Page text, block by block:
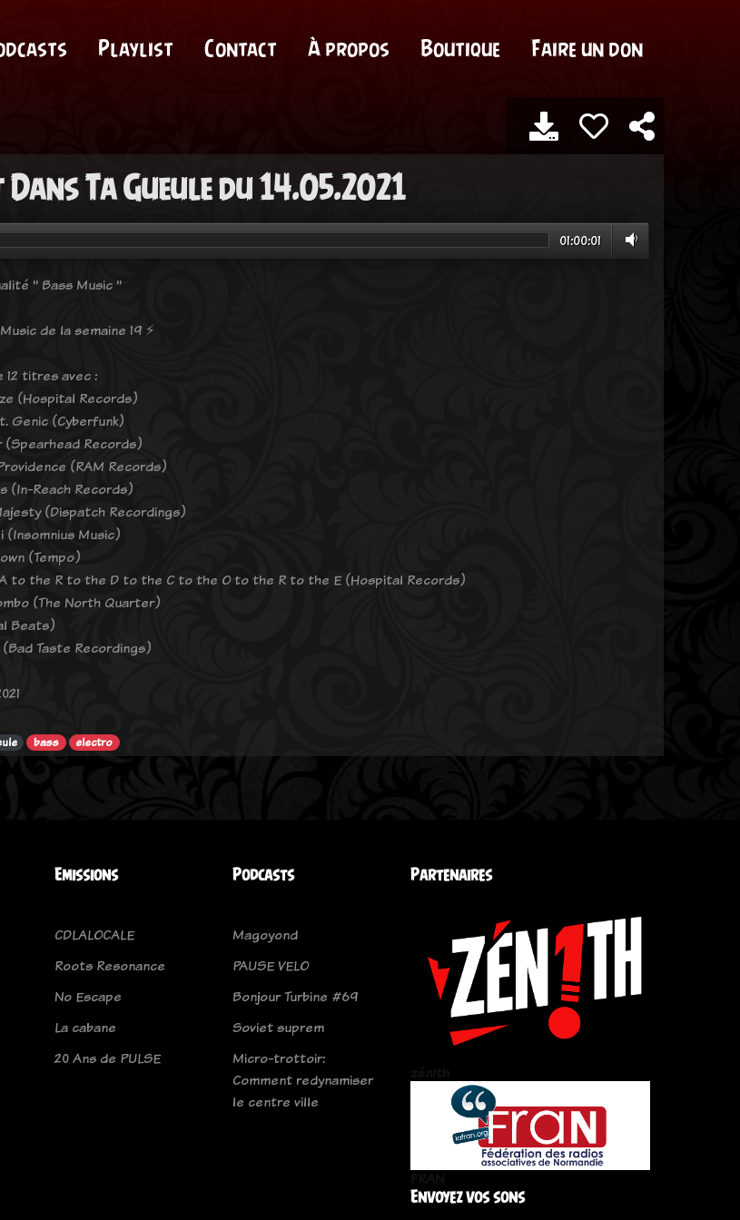
Playlist Contact À propos Boutique Faire un don
Ta Gueule du 14.05.2021
01:00:01
" Bass Music "
de la semaine 19 ⚡️
12 titres avec :
(Hospital Records)
Genic (Cyberfunk)
(Spearhead Records)
(RAM Records)
(In-Reach Records)
(Dispatch Recordings)
Music)
(Tempo)
to the R to the D to the C to the O to the R to the E (Hospital Records)
(The North Quarter)
Beats)
Taste Recordings)
bass electro
Emissions
CDLALOCALE
Roots Resonance
No Escape
La cabane
20 Ans de PULSE
Podcasts
Magoyond
PAUSE VELO
Bonjour Turbine #69
Soviet suprem
Micro-trottoir:
Comment redynamiser
le centre ville
Partenaires
Envoyez vos sons